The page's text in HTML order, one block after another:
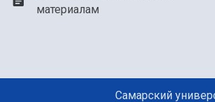
материалам
Самарский